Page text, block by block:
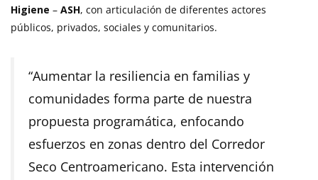
Higiene – ASH, con articulación de diferentes actores
públicos, privados, sociales y comunitarios.
“Aumentar la resiliencia en familias y
comunidades forma parte de nuestra
propuesta programática, enfocando
esfuerzos en zonas dentro del Corredor
Seco Centroamericano. Esta intervención